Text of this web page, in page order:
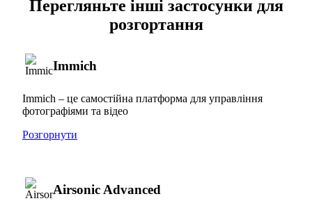
Перегляньте інші застосунки для
розгортання
Immich
Immich – це самостійна платформа для управління
фотографіями та відео
Розгорнути
Airsonic Advanced